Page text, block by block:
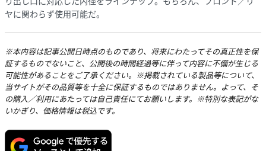
ヤに関わらず使用可能だ。
※本内容は記事公開日時点のものであり、将来にわたってその真正性を保
証するものでないこと、公開後の時間経過等に伴って内容に不備が生じる
可能性があることをご了承ください。※掲載されている製品等について、
当サイトがその品質等を十全に保証するものではありません。よって、そ
の購入／利用にあたっては自己責任にてお願いします。※特別な表記がな
いかぎり、価格情報は税込です。